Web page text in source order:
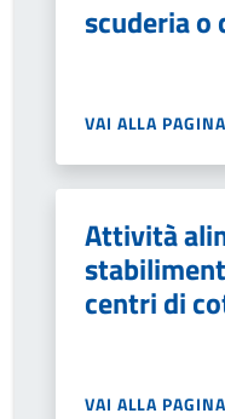
scuderia o
VAI ALLA PAGINA
Attività
centri di
VAI ALLA PAGINA